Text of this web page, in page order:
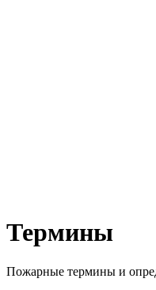
Термины
Пожарные термины и